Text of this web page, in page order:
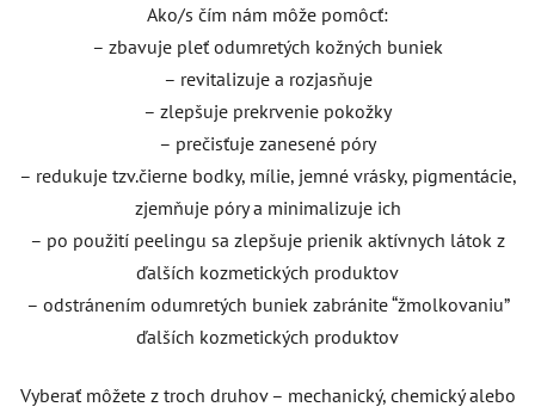
Ako/s čím nám môže pomôcť:
– zbavuje pleť odumretých kožných buniek
– revitalizuje a rozjasňuje
– zlepšuje prekrvenie pokožky
– prečisťuje zanesené póry
– redukuje tzv.čierne bodky, mílie, jemné vrásky, pigmentácie,
zjemňuje póry a minimalizuje ich
– po použití peelingu sa zlepšuje prienik aktívnych látok z
ďalších kozmetických produktov
– odstránením odumretých buniek zabránite “žmolkovaniu”
ďalších kozmetických produktov
Vyberať môžete z troch druhov – mechanický, chemický alebo